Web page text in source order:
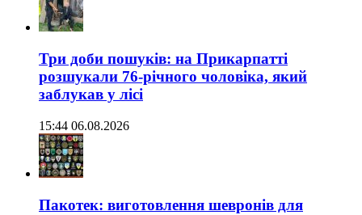
Три доби пошуків: на Прикарпатті
розшукали 76-річного чоловіка, який
заблукав у лісі
15:44 06.08.2026
Пакотек: виготовлення шевронів для